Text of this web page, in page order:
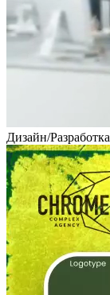
Дизайн/Разработка